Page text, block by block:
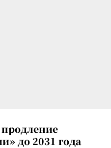
до 2031 года